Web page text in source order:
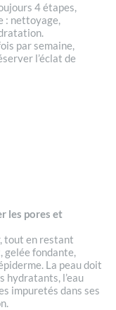
4 étapes,
: nettoyage,
par semaine,
l’éclat de
les pores et
tout en restant
gelée fondante,
La peau doit
hydratants, l’eau
impuretés dans ses